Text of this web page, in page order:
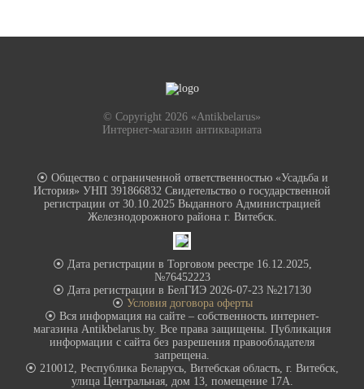
© Copyright 2026 «Antikbelarus»
Интернет-магазин антиквариата
⦿ Общество с ограниченной ответственностью «Усадьба и
История» УНП 391866832 Свидетельство о государственной
регистрации от 30.10.2025 Выданного Администрацией
Железнодорожного района г. Витебск.
⦿ Дата регистрации в Торговом реестре 16.12.2025,
№76452223
⦿ Дата регистрации в БелГИЭ 2026-07-23 №217130
⦿ Условия договора оферты
⦿ Вся информация на сайте – собственность интернет-
магазина Antikbelarus.by. Все права защищены. Публикация
информации с сайта без разрешения правообладателя
запрещена.
⦿ 210012, Республика Беларусь, Витебская область, г. Витебск,
улица Центральная, дом 13, помещение 17А.